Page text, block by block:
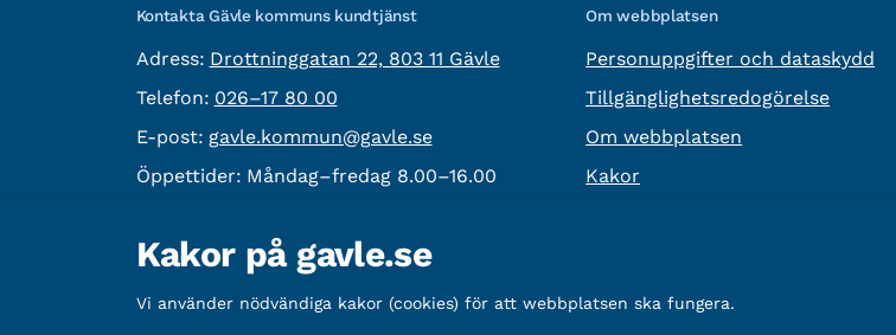
Kontakta Gävle kommuns kundtjänst
Adress: besöksadress:
Drottninggatan 22, 803 11 Gävle
Telefon: Telefon:
026–17 80 00
E-post: E-post:
gavle.kommun@gavle.se
Öppettider: Måndag–fredag 8.00–16.00
Om webbplatsen
Personuppgifter och dataskydd
Tillgänglighetsredogörelse
Om webbplatsen
Kakor
Övrig information
Organisationsnummer: 212000-2338
Kakor på gavle.se
Vi använder nödvändiga kakor (cookies) för att webbplatsen ska fungera.